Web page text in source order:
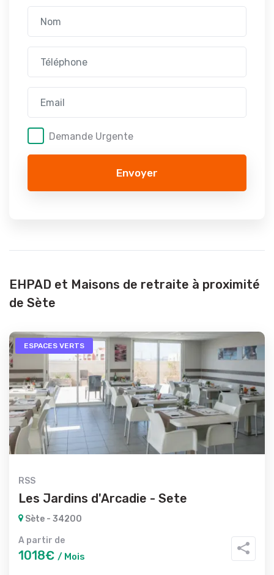
Demande Urgente
Envoyer
EHPAD et Maisons de retraite à proximité
de Sète
ESPACES VERTS
RSS
Les Jardins d'Arcadie - Sete
Sète - 34200
A partir de
1018€ / Mois